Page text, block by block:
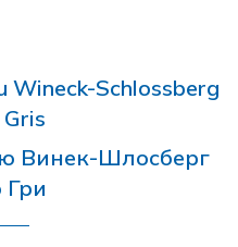
Wineck-Schlossberg
Винек-Шлосберг